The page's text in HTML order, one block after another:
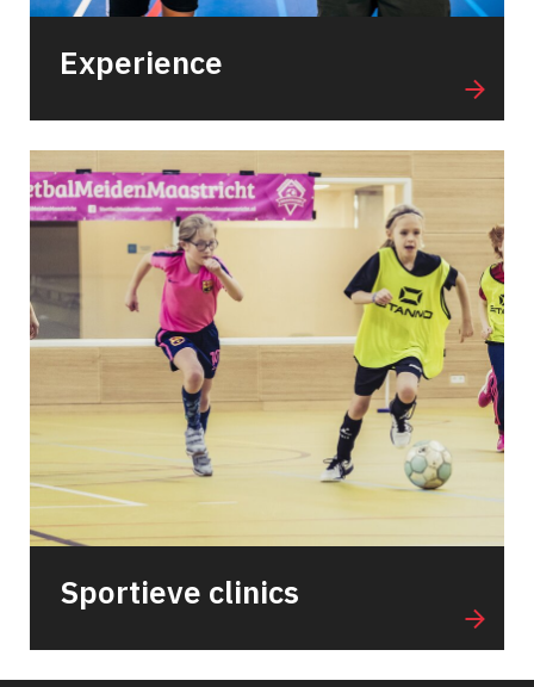
Experience
Sportieve clinics